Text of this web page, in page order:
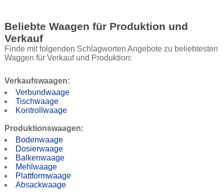
Beliebte Waagen für Produktion und
Verkauf
Finde mit folgenden Schlagworten Angebote zu beliebtesten
Waggen für Verkauf und Produktion:
Verkaufswaagen:
Verbundwaage
Tischwaage
Kontrollwaage
Produktionswaagen:
Bodenwaage
Dosierwaage
Balkenwaage
Mehlwaage
Plattformwaage
Absackwaage